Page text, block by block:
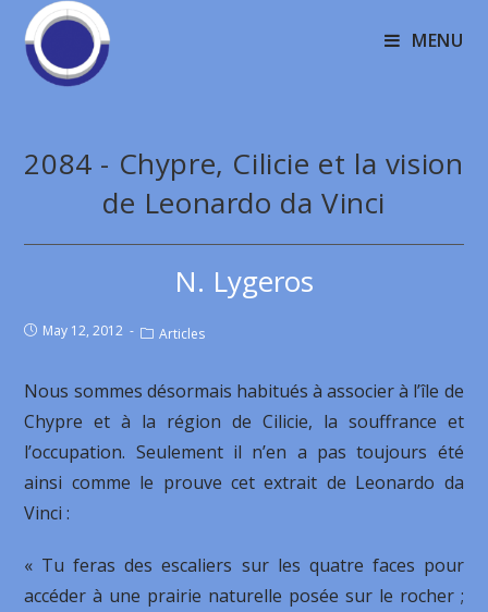
MENU
2084 - Chypre, Cilicie et la vision
de Leonardo da Vinci
N. Lygeros
May 12, 2012 Articles
Nous sommes désormais habitués à associer à l’île de
Chypre et à la région de Cilicie, la souffrance et
l’occupation. Seulement il n’en a pas toujours été
ainsi comme le prouve cet extrait de Leonardo da
Vinci :
« Tu feras des escaliers sur les quatre faces pour
accéder à une prairie naturelle posée sur le rocher ;